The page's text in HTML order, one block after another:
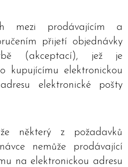
mezi prodávajícím a
přijetí objednávky
(akceptací), jež je
kupujícímu elektronickou
elektronické pošty
některý z požadavků
nemůže prodávající
na elektronickou adresu